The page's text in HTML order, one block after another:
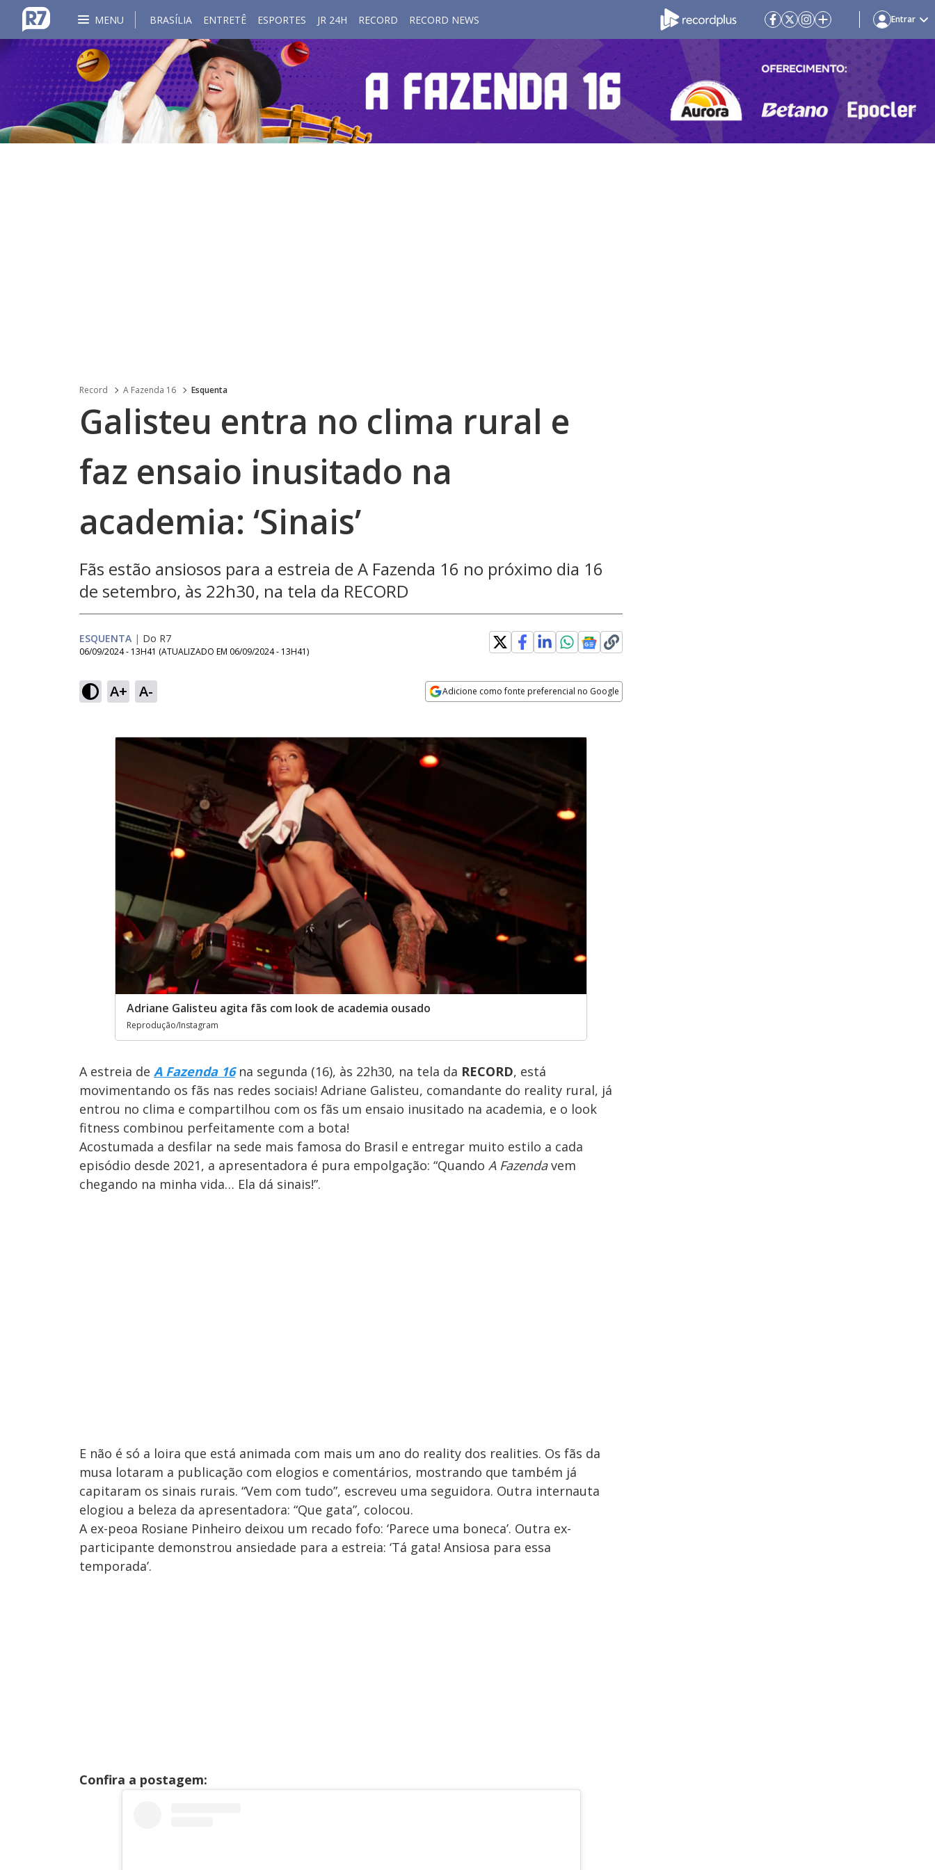
MENU BRASÍLIA ENTRETÊ ESPORTES JR 24H RECORD RECORD NEWS Entrar
Record A Fazenda 16 Esquenta
Galisteu entra no clima rural e
faz ensaio inusitado na
academia: ‘Sinais’
Fãs estão ansiosos para a estreia de A Fazenda 16 no próximo dia 16
de setembro, às 22h30, na tela da RECORD
ESQUENTA | Do R7
06/09/2024 - 13H41 (ATUALIZADO EM 06/09/2024 - 13H41)
A+ A- Adicione como fonte preferencial no Google
Adriane Galisteu agita fãs com look de academia ousado
Reprodução/Instagram
A estreia de A Fazenda 16na segunda (16), às 22h30, na tela da RECORD, está
movimentando os fãs nas redes sociais! Adriane Galisteu, comandante do reality rural, já
entrou no clima e compartilhou com os fãs um ensaio inusitado na academia, e o look
fitness combinou perfeitamente com a bota!
Acostumada a desfilar na sede mais famosa do Brasil e entregar muito estilo a cada
episódio desde 2021, a apresentadora é pura empolgação: “Quando A Fazendavem
chegando na minha vida… Ela dá sinais!”.
E não é só a loira que está animada com mais um ano do reality dos realities. Os fãs da
musa lotaram a publicação com elogios e comentários, mostrando que também já
capitaram os sinais rurais. “Vem com tudo”, escreveu uma seguidora. Outra internauta
elogiou a beleza da apresentadora: “Que gata”, colocou.
A ex-peoa Rosiane Pinheiro deixou um recado fofo: ‘Parece uma boneca’. Outra ex-
participante demonstrou ansiedade para a estreia: ‘Tá gata! Ansiosa para essa
temporada’.
Confira a postagem: